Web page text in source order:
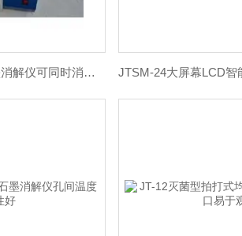
JTSM-48防腐设计石墨消解仪可同时消化6-60个样品